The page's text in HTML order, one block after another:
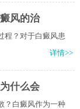
风的治
程？对于白癜风患
详情>>
什么会
？白癜风作为一种